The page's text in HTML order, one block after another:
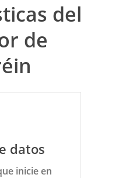
del
de
datos
inicie en